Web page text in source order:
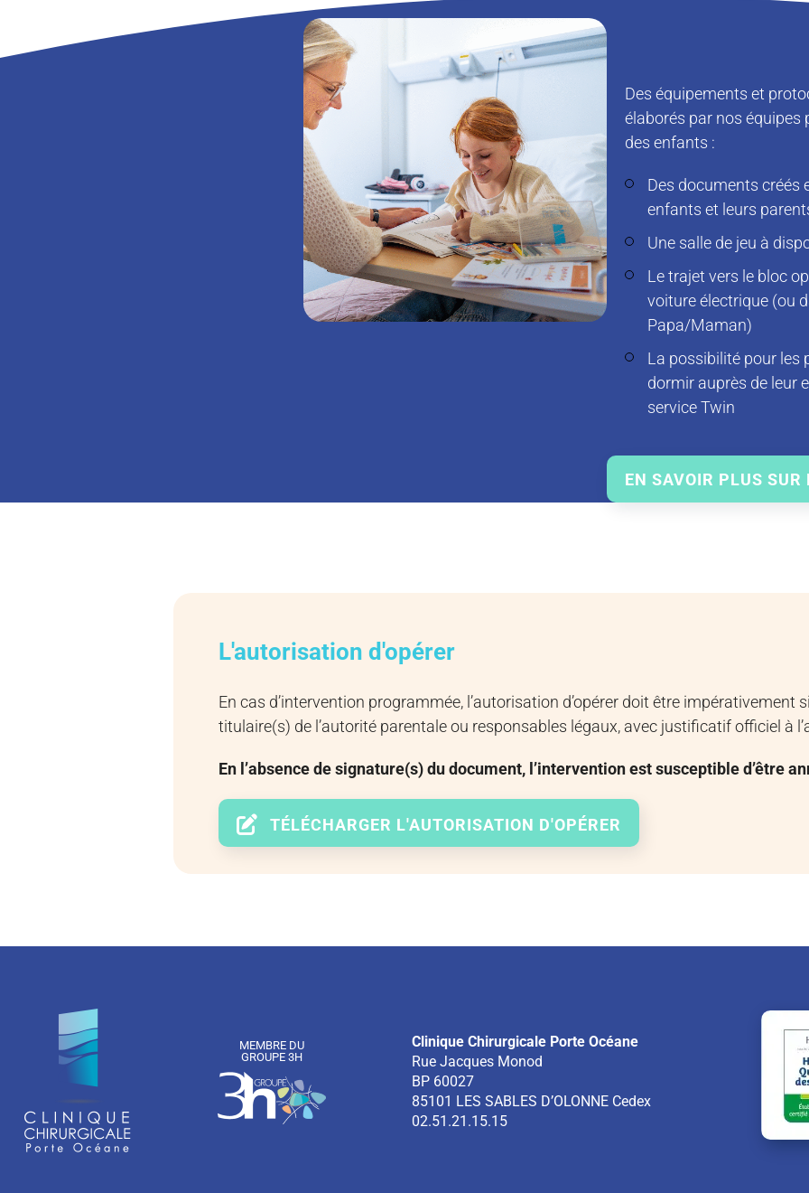
Des équipements et
élaborés par nos équipes
des enfants :
Des documents créés
enfants et leurs
Une salle de jeu à
Le trajet vers le bloc
voiture électrique (ou
Papa/Maman)
La possibilité pour les
dormir auprès de leur
service Twin
EN SAVOIR PLUS
L'autorisation d'opérer
En cas d’intervention programmée, l’autorisation d’opérer doit être impérativement
titulaire(s) de l’autorité parentale ou responsables légaux, avec justificatif officiel à
En l’absence de signature(s) du document, l’intervention est susceptible d’être
TÉLÉCHARGER L'AUTORISATION D'OPÉRER
MEMBRE DU
GROUPE 3H
Clinique Chirurgicale Porte Océane
Rue Jacques Monod
BP 60027
85101 LES SABLES D’OLONNE Cedex
02.51.21.15.15